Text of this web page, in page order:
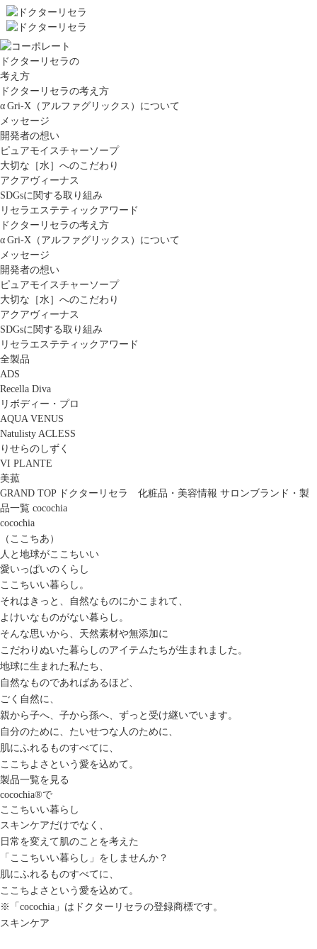
ドクターリセラの
考え方
ドクターリセラの考え方
α Gri-X（アルファグリックス）について
メッセージ
開発者の想い
ピュアモイスチャーソープ
大切な［水］へのこだわり
アクアヴィーナス
SDGsに関する取り組み
リセラエステティックアワード
ドクターリセラの考え方
α Gri-X（アルファグリックス）について
メッセージ
開発者の想い
ピュアモイスチャーソープ
大切な［水］へのこだわり
アクアヴィーナス
SDGsに関する取り組み
リセラエステティックアワード
全製品
ADS
Recella Diva
リボディー・プロ
AQUA VENUS
Natulisty ACLESS
りせらのしずく
VI PLANTE
美菰
GRAND TOP
ドクターリセラ 化粧品・美容情報 サロンブランド・製
品一覧 cocochia
cocochia
（ここちあ）
人と地球がここちいい
愛いっぱいのくらし
ここちいい暮らし。
それはきっと、自然なものにかこまれて、
よけいなものがない暮らし。
そんな思いから、天然素材や無添加に
こだわりぬいた暮らしのアイテムたちが生まれました。
地球に生まれた私たち、
自然なものであればあるほど、
ごく自然に、
親から子へ、子から孫へ、ずっと受け継いでいます。
自分のために、たいせつな人のために、
肌にふれるものすべてに、
ここちよさという愛を込めて。
製品一覧を見る
cocochia®で
ここちいい暮らし
スキンケアだけでなく、
日常を変えて肌のことを考えた
「ここちいい暮らし」をしませんか？
肌にふれるものすべてに、
ここちよさという愛を込めて。
※「cocochia」はドクターリセラの登録商標です。
スキンケア